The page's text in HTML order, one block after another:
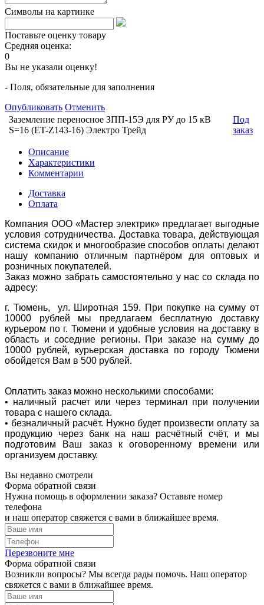
Символы на картинке
Поставьте оценку товару
Средняя оценка:
0
Вы не указали оценку!
- Поля, обязательные для заполнения
Опубликовать Отменить
Заземление переносное ЗПП-15Э для РУ до 15 кВ
S=16 (ET-Z143-16) Электро Трейд
Под
заказ
Описание
Характеристики
Комментарии
Доставка
Оплата
Компания ООО «Мастер электрик» предлагает выгодные
условия сотрудничества. Доставка товара, действующая
система скидок и многообразие способов оплаты делают
нашу компанию отличным партнёром для оптовых и
розничных покупателей.
Заказ можно забрать самостоятельно у нас со склада по
адресу:
г. Тюмень, ул. Широтная 159. При покупке на сумму от
10000 рублей мы предлагаем бесплатную доставку
курьером по г. Тюмени и удобные условия на доставку в
область и соседние регионы. При заказе на сумму до
10000 рублей, курьерская доставка по городу Тюмени
обойдется Вам в 500 рублей.
Оплатить заказ можно несколькими способами:
• наличный расчет или через терминал при получении
товара с нашего склада.
• безналичный расчёт. Нужно будет произвести оплату за
продукцию через банк на наш расчётный счёт, и мы
подготовим Ваш заказ к оговоренному времени или
организуем доставку.
Вы недавно смотрели
Форма обратной связи
Нужна помощь в оформлении заказа? Оставьте номер
телефона
и наш оператор свяжется с вами в ближайшее время.
Перезвоните мне
Форма обратной связи
Возникли вопросы? Мы всегда рады помочь. Наш оператор
свяжется с вами в ближайшее время.